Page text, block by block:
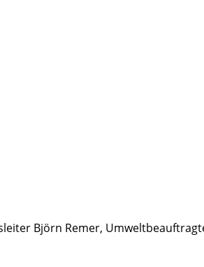
Björn Remer,